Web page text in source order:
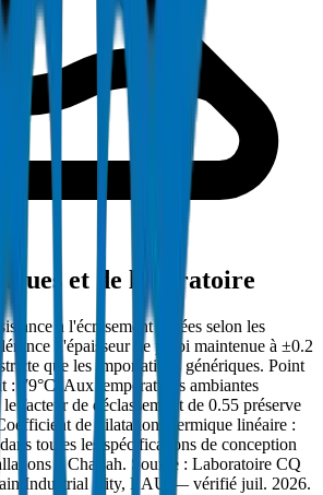
et de laboratoire
à l'écrasement testées selon les
d'épaisseur de paroi maintenue à ±0.2
que les importations génériques. Point
: 79°C. Aux températures ambiantes
facteur de déclassement de 0.55 préserve
de dilatation thermique linéaire :
toutes les spécifications de conception
à Charjah. Source : Laboratoire CQ
Industrial City, EAU — vérifié juil. 2026.